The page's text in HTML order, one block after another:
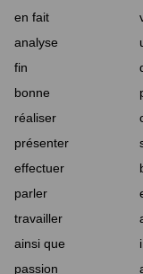
en fait
analyse
fin
bonne
réaliser
présenter
effectuer
parler
travailler
ainsi que
passion